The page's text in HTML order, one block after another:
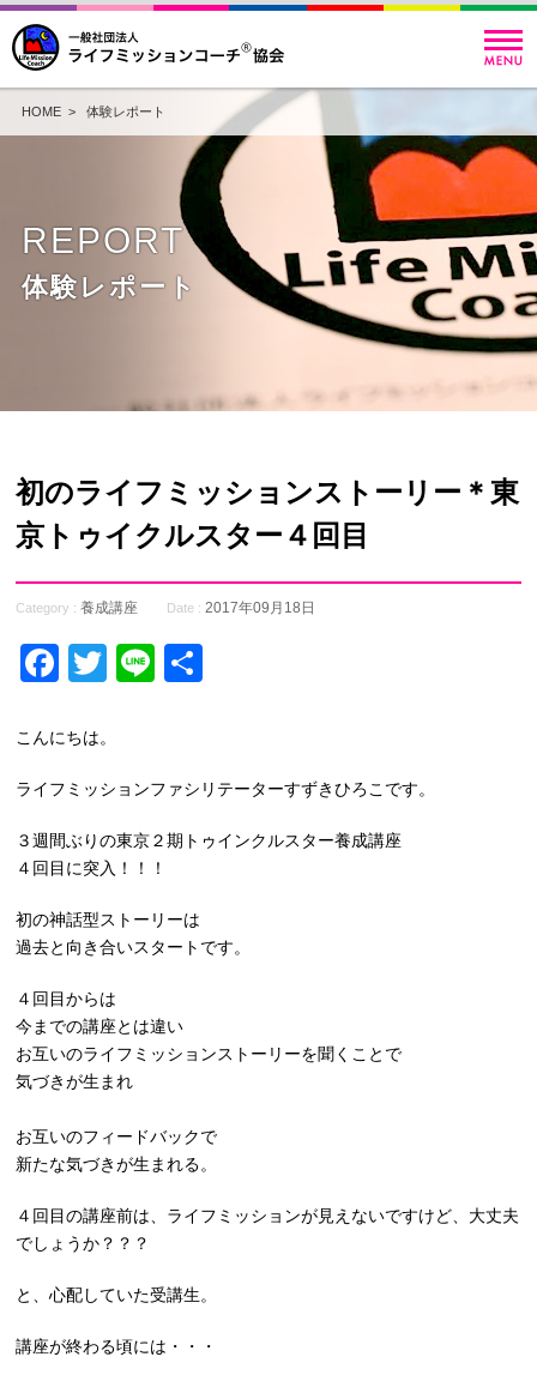
HOME> 体験レポート
REPORT
体験レポート
初のライフミッションストーリー＊東
京トゥイクルスター４回目
Category :養成講座 Date : 2017年09月18日
Facebook
Twitter
Line
こんにちは。
ライフミッションファシリテーターすずきひろこです。
３週間ぶりの東京２期トゥインクルスター養成講座
４回目に突入！！！
初の神話型ストーリーは
過去と向き合いスタートです。
４回目からは
今までの講座とは違い
お互いのライフミッションストーリーを聞くことで
気づきが生まれ
お互いのフィードバックで
新たな気づきが生まれる。
４回目の講座前は、ライフミッションが見えないですけど、大丈夫
でしょうか？？？
と、心配していた受講生。
講座が終わる頃には・・・